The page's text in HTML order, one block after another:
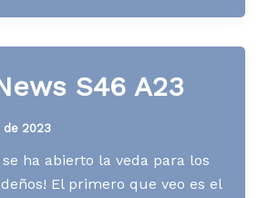
S46 A23
de 2023
se ha abierto la veda para los
El primero que veo es el